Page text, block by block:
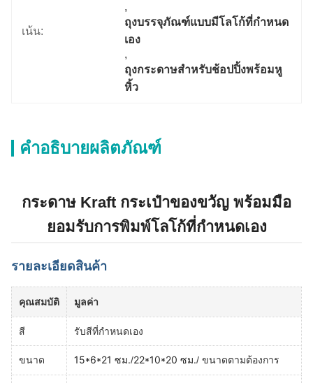
เน้น:
,
ถุงบรรจุภัณฑ์แบบมีโลโก้ที่กำหนด
เอง
,
ถุงกระดาษสำหรับช้อปปิ้งพร้อมหู
หิ้ว
คำอธิบายผลิตภัณฑ์
กระดาษ Kraft กระเป๋าของขวัญ พร้อมมือ
ยอมรับการพิมพ์โลโก้ที่กําหนดเอง
รายละเอียดสินค้า
คุณสมบัติ มูลค่า
สี รับสีที่กําหนดเอง
ขนาด 15*6*21 ซม./22*10*20 ซม./ ขนาดตามต้องการ